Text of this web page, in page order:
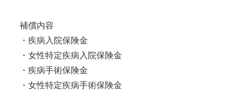
補償内容
・疾病入院保険金
・女性特定疾病入院保険金
・疾病手術保険金
・女性特定疾病手術保険金